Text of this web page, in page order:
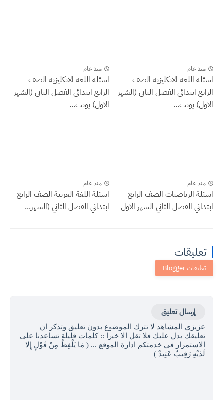
منذ عام
اسئلة اللغة الانكليزية الصف
الرابع ابتدائي الفصل الثاني (الشهر
الاول) يونت...
منذ عام
اسئلة اللغة الانكليزية الصف
الرابع ابتدائي الفصل الثاني (الشهر
الاول) يونت...
منذ عام
اسئلة الرياضيات الصف الرابع
ابتدائي الفصل الثاني الشهر الاول
منذ عام
اسئلة اللغة العربية الصف الرابع
ابتدائي الفصل الثاني (الشهر...
تعليقات
إرسال تعليق
عزيزي المشاهد لا تترك الموضوع بدون تعليق وتذكر ان
تعليقك يدل عليك فلا تقل الا خيرا :: كلمات قليلة تساعدنا على
الاستمرار في خدمتكم ادارة الموقع ... ( مَا يَلْفِظُ مِنْ قَوْلٍ إِلا
لَدَيْهِ رَقِيبٌ عَتِيدٌ )